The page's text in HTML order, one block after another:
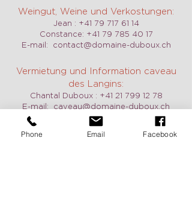
Weingut, Weine und Verkostungen:
Jean : +41 79 717 61 14
Constance: +41 79 785 40 17
E-mail:
contact@domaine-duboux.ch
Vermietung und Information caveau
des Langins:
Chantal Duboux : +41 21 799 12 78
E-mail: caveau@domaine-duboux.ch
Phone Email Facebook